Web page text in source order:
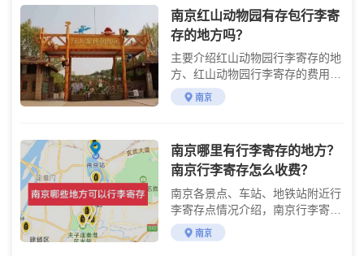
南京红山动物园有存包行李寄
存的地方吗？
主要介绍红山动物园行李寄存的地
方、红山动物园行李寄存的费用及
红山动物园游玩攻略
南京
南京哪里有行李寄存的地方？
南京行李寄存怎么收费？
南京各景点、车站、地铁站附近行
李寄存点情况介绍，南京行李寄存
点收费标准介绍
南京